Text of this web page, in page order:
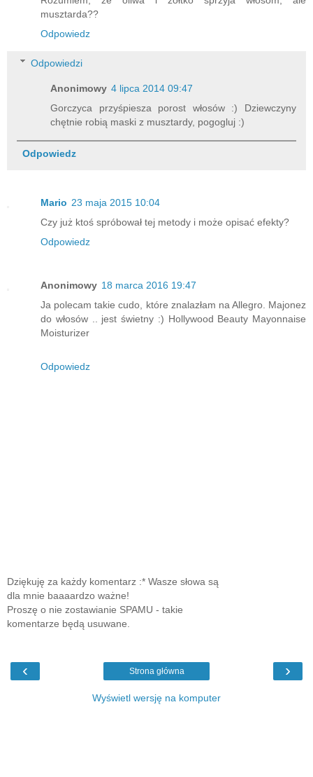
musztarda??
Odpowiedz
Odpowiedzi
Anonimowy 4 lipca 2014 09:47
Gorczyca przyśpiesza porost włosów :) Dziewczyny
chętnie robią maski z musztardy, pogogluj :)
Odpowiedz
Mario 23 maja 2015 10:04
Czy już ktoś spróbował tej metody i może opisać efekty?
Odpowiedz
Anonimowy 18 marca 2016 19:47
Ja polecam takie cudo, które znalazłam na Allegro. Majonez
do włosów .. jest świetny :) Hollywood Beauty Mayonnaise
Moisturizer
Odpowiedz
Dziękuję za każdy komentarz :* Wasze słowa są
dla mnie baaaardzo ważne!
Proszę o nie zostawianie SPAMU - takie
komentarze będą usuwane.
‹ ›
Strona główna
Wyświetl wersję na komputer